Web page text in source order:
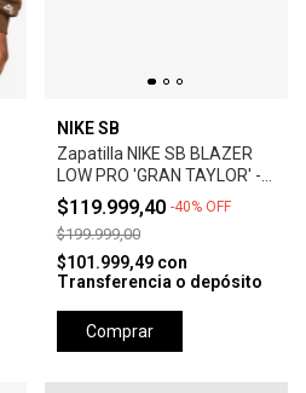
NIKE SB
Zapatilla NIKE SB BLAZER
LOW PRO 'GRAN TAYLOR' -
SUMMIT WHITE
$119.999,40 -40% OFF
$199.999,00
$101.999,49 con
Transferencia o depósito
Comprar